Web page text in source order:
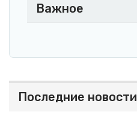
Важное
Последние новости